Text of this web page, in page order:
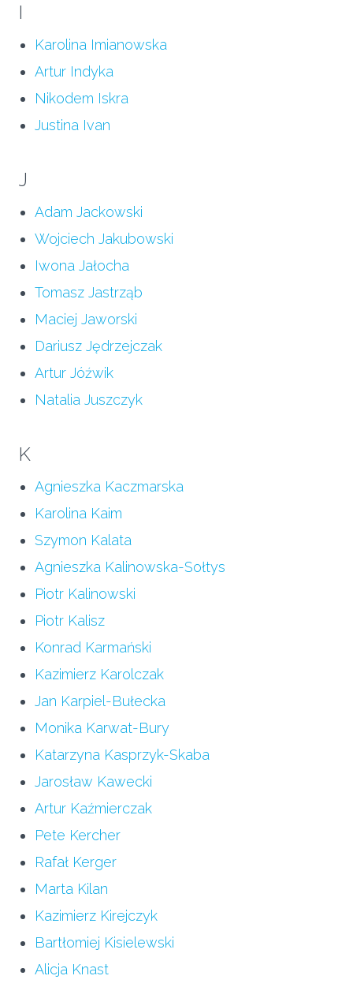
I
Karolina Imianowska
Artur Indyka
Nikodem Iskra
Justina Ivan
J
Adam Jackowski
Wojciech Jakubowski
Iwona Jałocha
Tomasz Jastrząb
Maciej Jaworski
Dariusz Jędrzejczak
Artur Jóźwik
Natalia Juszczyk
K
Agnieszka Kaczmarska
Karolina Kaim
Szymon Kalata
Agnieszka Kalinowska-Sołtys
Piotr Kalinowski
Piotr Kalisz
Konrad Karmański
Kazimierz Karolczak
Jan Karpiel-Bułecka
Monika Karwat-Bury
Katarzyna Kasprzyk-Skaba
Jarosław Kawecki
Artur Kaźmierczak
Pete Kercher
Rafał Kerger
Marta Kilan
Kazimierz Kirejczyk
Bartłomiej Kisielewski
Alicja Knast